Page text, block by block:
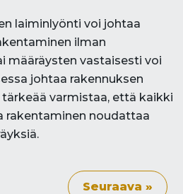
laiminlyönti voi johtaa
ilman
määräysten vastaisesti voi
johtaa rakennuksen
tärkeää varmistaa, että kaikki
rakentaminen noudattaa
Seuraava »